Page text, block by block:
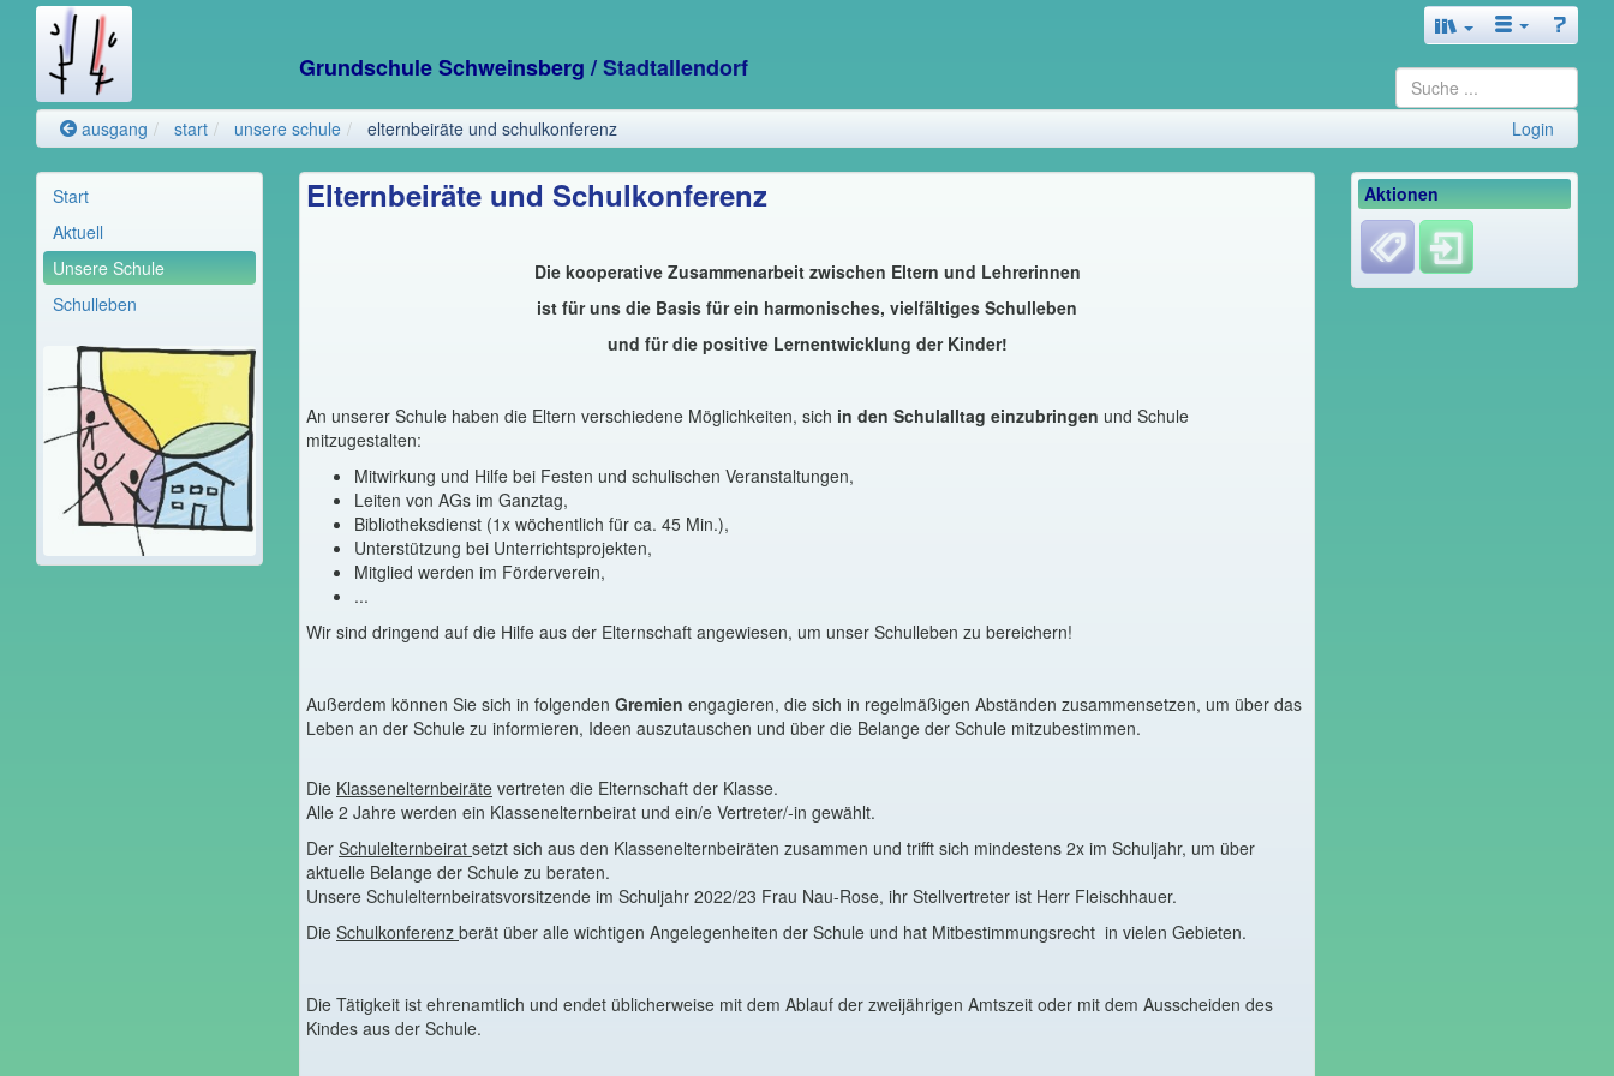
Grundschule Schweinsberg / Stadtallendorf
ausgang start unsere schule elternbeiräte und schulkonferenz Login
Start
Aktuell
Unsere Schule
Schulleben
Elternbeiräte und Schulkonferenz
Die kooperative Zusammenarbeit zwischen Eltern und Lehrerinnen
ist für uns die Basis für ein harmonisches, vielfältiges Schulleben
und für die positive Lernentwicklung der Kinder!
An unserer Schule haben die Eltern verschiedene Möglichkeiten, sich in den Schulalltag einzubringen und Schule
mitzugestalten:
Mitwirkung und Hilfe bei Festen und schulischen Veranstaltungen,
Leiten von AGs im Ganztag,
Bibliotheksdienst (1x wöchentlich für ca. 45 Min.),
Unterstützung bei Unterrichtsprojekten,
Mitglied werden im Förderverein,
...
Wir sind dringend auf die Hilfe aus der Elternschaft angewiesen, um unser Schulleben zu bereichern!
Außerdem können Sie sich in folgenden Gremien engagieren, die sich in regelmäßigen Abständen zusammensetzen, um über das
Leben an der Schule zu informieren, Ideen auszutauschen und über die Belange der Schule mitzubestimmen.
Die Klassenelternbeiräte vertreten die Elternschaft der Klasse.
Alle 2 Jahre werden ein Klassenelternbeirat und ein/e Vertreter/-in gewählt.
Der Schulelternbeirat setzt sich aus den Klassenelternbeiräten zusammen und trifft sich mindestens 2x im Schuljahr, um über
aktuelle Belange der Schule zu beraten.
Unsere Schulelternbeiratsvorsitzende im Schuljahr 2022/23 Frau Nau-Rose, ihr Stellvertreter ist Herr Fleischhauer.
Die Schulkonferenz berät über alle wichtigen Angelegenheiten der Schule und hat Mitbestimmungsrecht in vielen Gebieten.
Die Tätigkeit ist ehrenamtlich und endet üblicherweise mit dem Ablauf der zweijährigen Amtszeit oder mit dem Ausscheiden des
Kindes aus der Schule.
Aktionen